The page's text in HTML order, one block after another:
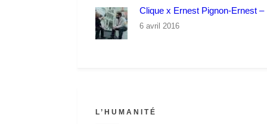
Clique x Ernest Pignon-Ernest
6 avril 2016
L’HUMANITÉ